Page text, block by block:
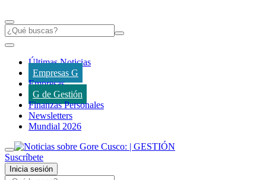
Últimas Noticias
Empresas G
Empresas
G de Gestión
Finanzas Personales
Newsletters
Mundial 2026
Suscríbete
Inicia sesión